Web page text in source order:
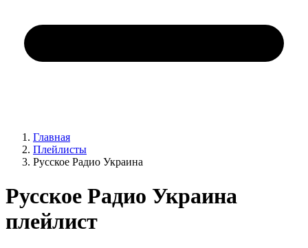
Главная
Плейлисты
Русское Радио Украина
Русское Радио Украина
плейлист